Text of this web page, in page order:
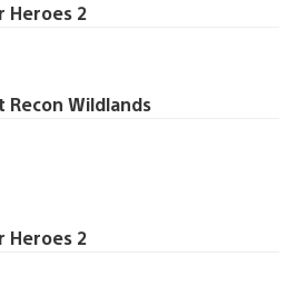
Heroes 2
Recon Wildlands
Heroes 2